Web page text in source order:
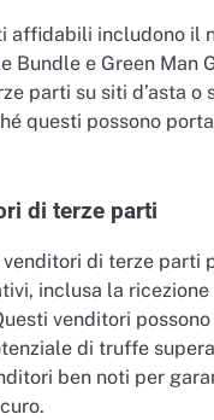
affidabili includono il
Bundle e Green Man
parti su siti d’asta o
questi possono
di terze parti
di terze parti
inclusa la
venditori
di truffe
ben noti per